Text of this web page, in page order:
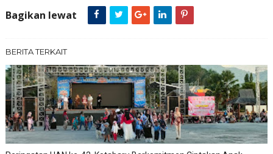
Bagikan lewat
BERITA TERKAIT